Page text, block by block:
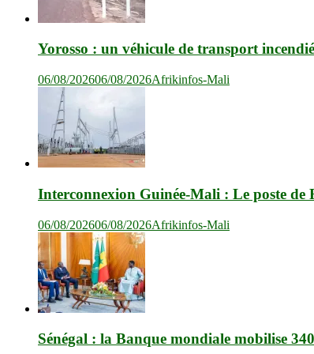
Yorosso : un véhicule de transport
06/08/202606/08/2026Afrikinfos-Mali
Interconnexion Guinée-Mali : Le poste de
06/08/202606/08/2026Afrikinfos-Mali
Sénégal : la Banque mondiale mobilise